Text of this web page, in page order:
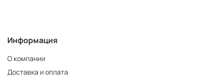
Информация
О компании
Доставка и оплата